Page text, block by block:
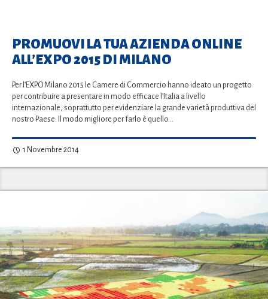
PROMUOVI LA TUA AZIENDA ONLINE
ALL’EXPO 2015 DI MILANO
Per l’EXPO Milano 2015 le Camere di Commercio hanno ideato un progetto
per contribuire a presentare in modo efficace l’Italia a livello
internazionale, soprattutto per evidenziare la grande varietà produttiva del
nostro Paese. Il modo migliore per farlo è quello…
1 Novembre 2014